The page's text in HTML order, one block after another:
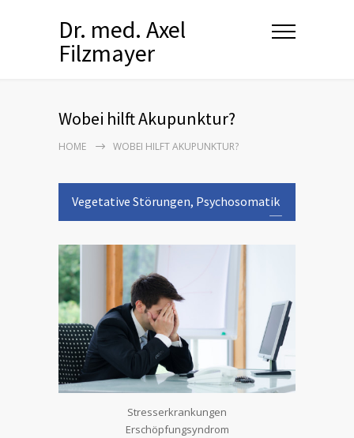
Dr. med. Axel
Filzmayer
Wobei hilft Akupunktur?
HOME WOBEI HILFT AKUPUNKTUR?
Vegetative Störungen, Psychosomatik
Stresserkrankungen
Erschöpfungsyndrom